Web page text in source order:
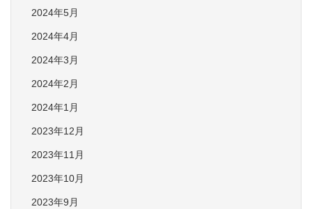
2024年5月
2024年4月
2024年3月
2024年2月
2024年1月
2023年12月
2023年11月
2023年10月
2023年9月